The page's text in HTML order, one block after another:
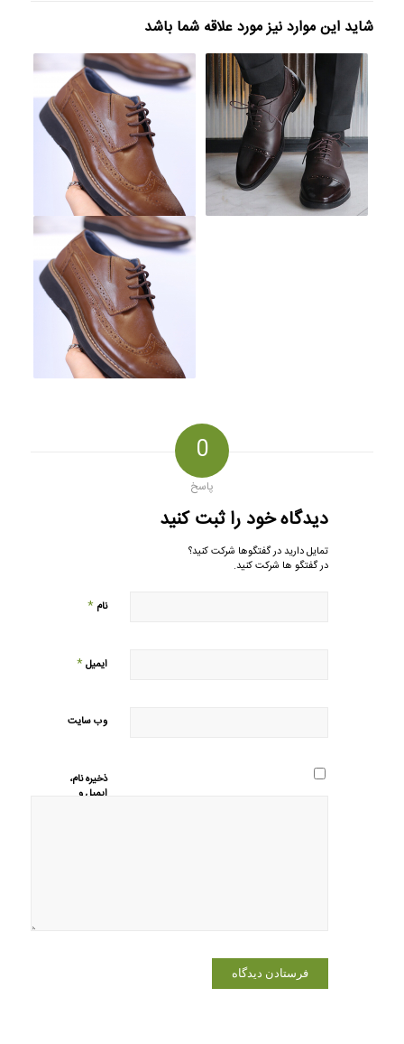
شاید این موارد نیز مورد علاقه شما باشد
0
پاسخ
دیدگاه خود را ثبت کنید
تمایل دارید در گفتگوها شرکت کنید؟
در گفتگو ها شرکت کنید.
نام *
ایمیل*
وب‌ سایت
ذخیره نام،
ایمیل و